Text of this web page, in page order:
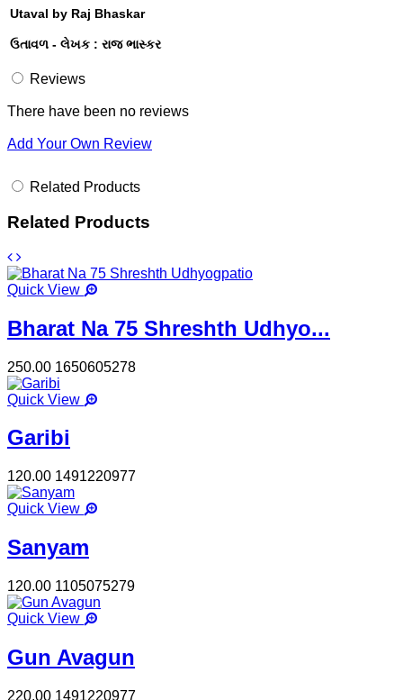
Utaval by Raj Bhaskar
ઉતાવળ - લેખક : રાજ ભાસ્કર
Reviews
There have been no reviews
Add Your Own Review
Related Products
Related Products
Quick View
Bharat Na 75 Shreshth Udhyo...
250.00 1650605278
Quick View
Garibi
120.00 1491220977
Quick View
Sanyam
120.00 1105075279
Quick View
Gun Avagun
220.00 1491220977